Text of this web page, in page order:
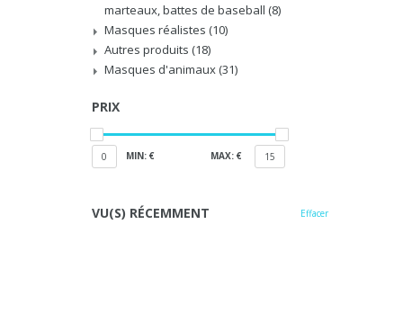
marteaux, battes de baseball (8)
Masques réalistes (10)
Autres produits (18)
Masques d'animaux (31)
PRIX
0 MIN: € MAX: € 15
VU(S) RÉCEMMENT Effacer